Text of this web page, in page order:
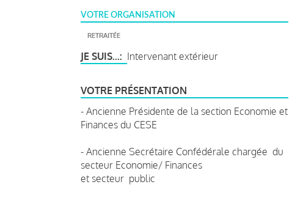
VOTRE ORGANISATION
RETRAITÉE
JE SUIS... Intervenant extérieur
VOTRE PRÉSENTATION
- Ancienne Présidente de la section Economie et
Finances du CESE
- Ancienne Secrétaire Confédérale chargée du
secteur Economie/ Finances
et secteur public